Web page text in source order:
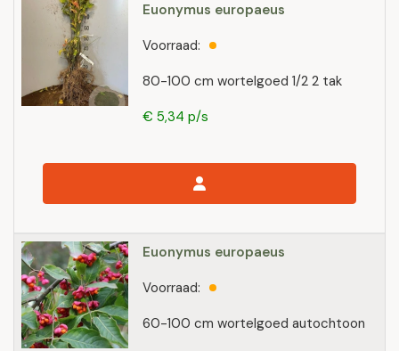
Euonymus europaeus
80-100 cm wortelgoed 1/2 2 tak
Voorraad:
€ 5,34 p/s
Euonymus europaeus
60-100 cm wortelgoed autochtoon
Voorraad: